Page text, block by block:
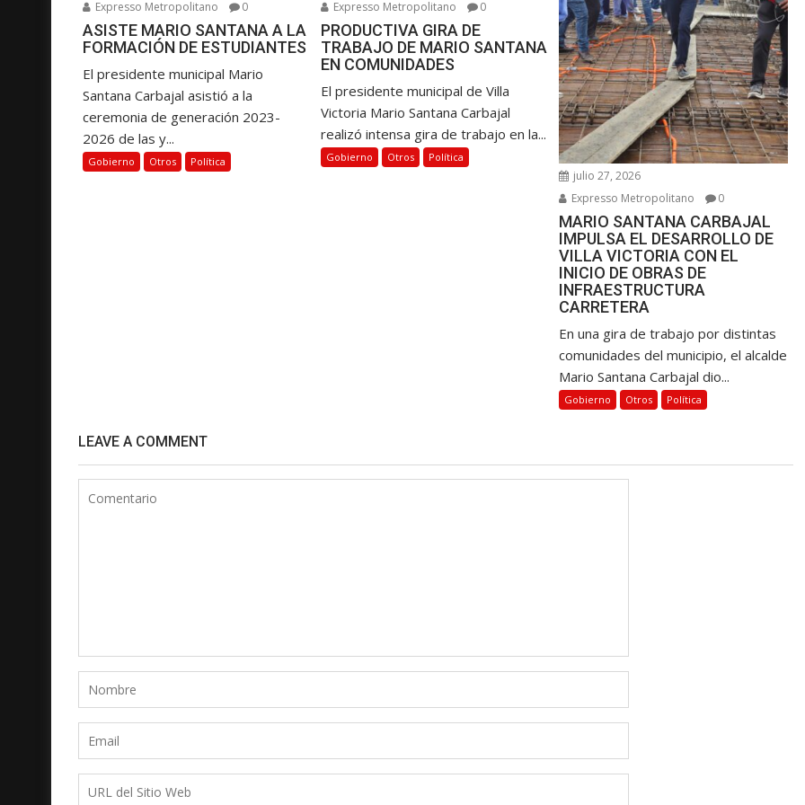
t
r
a
d
a
s
Expresso Metropolitano
0
ASISTE MARIO SANTANA A LA
FORMACIÓN DE ESTUDIANTES
El presidente municipal Mario
Santana Carbajal asistió a la
ceremonia de generación 2023-
2026 de las y...
Gobierno Otros Política
Expresso Metropolitano
0
PRODUCTIVA GIRA DE
TRABAJO DE MARIO SANTANA
EN COMUNIDADES
El presidente municipal de Villa
Victoria Mario Santana Carbajal
realizó intensa gira de trabajo en la...
Gobierno Otros Política
julio 27, 2026
Expresso Metropolitano
0
MARIO SANTANA CARBAJAL
IMPULSA EL DESARROLLO DE
VILLA VICTORIA CON EL
INICIO DE OBRAS DE
INFRAESTRUCTURA
CARRETERA
En una gira de trabajo por distintas
comunidades del municipio, el alcalde
Mario Santana Carbajal dio...
Gobierno Otros Política
LEAVE A COMMENT